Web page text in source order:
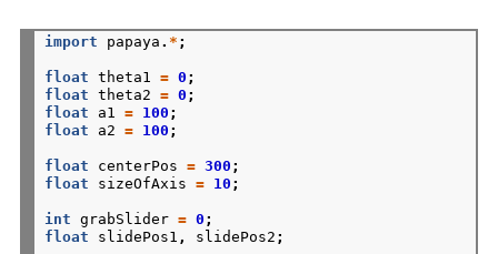
import papaya . * ;
float theta1 = 0 ;
float
theta2 = 0 ;
float
a1 = 100 ;
float
a2 = 100 ;
float centerPos = 300 ;
float
sizeOfAxis = 10 ;
int grabSlider = 0 ;
float
slidePos1 , slidePos2 ;